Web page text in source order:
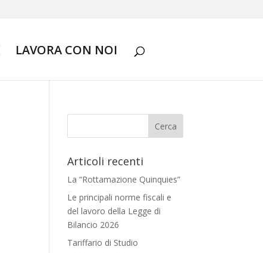
LAVORA CON NOI
Articoli recenti
La “Rottamazione Quinquies”
Le principali norme fiscali e
del lavoro della Legge di
Bilancio 2026
Tariffario di Studio